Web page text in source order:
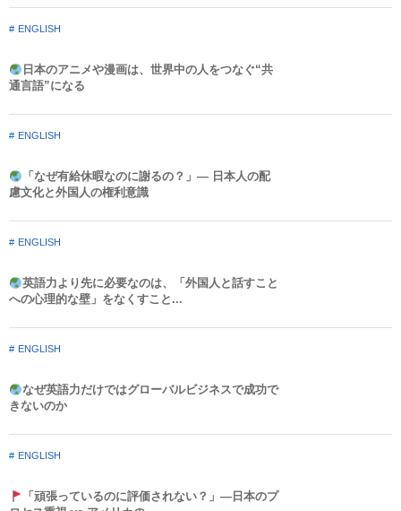
ENGLISH
日本のアニメや漫画は、世界中の人をつなぐ“共
通言語”になる
ENGLISH
「なぜ有給休暇なのに謝るの？」― 日本人の配
慮文化と外国人の権利意識​
ENGLISH
英語力より先に必要なのは、「外国人と話すこと
への心理的な壁」をなくすこと...
ENGLISH
なぜ英語力だけではグローバルビジネスで成功で
きないのか
ENGLISH
「頑張っているのに評価されない？」—日本のプ